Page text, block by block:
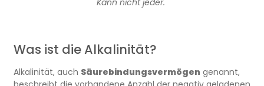
Was ist die Alkalinität?
Alkalinität, auch Säurebindungsvermögen genannt,